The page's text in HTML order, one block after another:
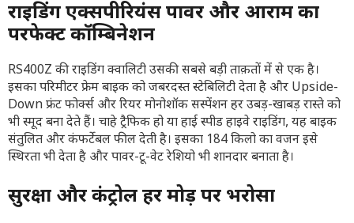
राइडिंग एक्सपीरियंस पावर और आराम का
परफेक्ट कॉम्बिनेशन
RS400Z की राइडिंग क्वालिटी उसकी सबसे बड़ी ताक़तों में से एक है।
इसका परिमीटर फ्रेम बाइक को जबरदस्त स्टेबिलिटी देता है और Upside-
Down फ्रंट फोर्क्स और रियर मोनोशॉक सस्पेंशन हर उबड़-खाबड़ रास्ते को
भी स्मूद बना देते हैं। चाहे ट्रैफिक हो या हाई स्पीड हाइवे राइडिंग, यह बाइक
संतुलित और कंफर्टेबल फील देती है। इसका 184 किलो का वजन इसे
स्थिरता भी देता है और पावर-टू-वेट रेशियो भी शानदार बनाता है।
सुरक्षा और कंट्रोल हर मोड़ पर भरोसा